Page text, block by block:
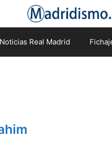
Noticias Real Madrid